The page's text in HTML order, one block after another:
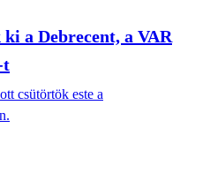
a Debrecent, a VAR
t
csütörtök este a